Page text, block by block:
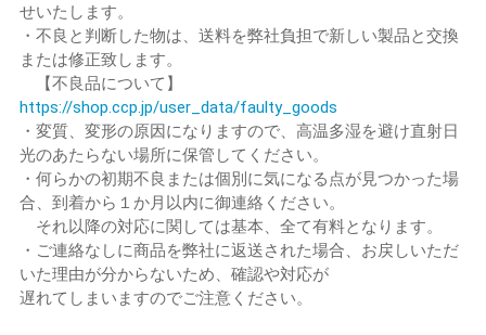
せいたします。
・不良と判断した物は、送料を弊社負担で新しい製品と交換
または修正致します。
【不良品について】
https://shop.ccp.jp/user_data/faulty_goods
・変質、変形の原因になりますので、高温多湿を避け直射日
光のあたらない場所に保管してください。
・何らかの初期不良または個別に気になる点が見つかった場
合、到着から１か月以内に御連絡ください。
それ以降の対応に関しては基本、全て有料となります。
・ご連絡なしに商品を弊社に返送された場合、お戻しいただ
いた理由が分からないため、確認や対応が
遅れてしまいますのでご注意ください。